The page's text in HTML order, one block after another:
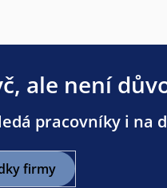
ale není
pracovníky i na
firmy